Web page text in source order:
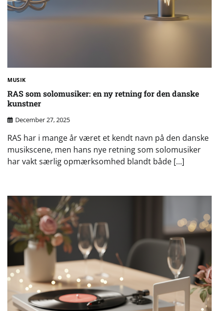
MUSIK
RAS som solomusiker: en ny retning for den danske
kunstner
December 27, 2025
RAS har i mange år været et kendt navn på den danske
musikscene, men hans nye retning som solomusiker
har vakt særlig opmærksomhed blandt både […]